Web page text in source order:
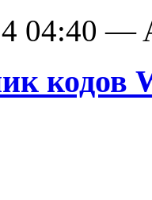
04:40 —
кодов